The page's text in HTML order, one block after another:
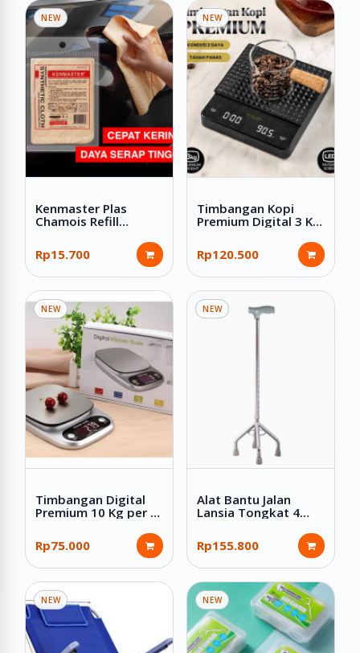
NEW
Kenmaster Plas
Chamois Refill
Serbaguna 43x32 cm
Rp15.700
NEW
Timbangan Kopi
Premium Digital 3 Kg
Pad Hitam
Rp120.500
NEW
Timbangan Digital
Premium 10 Kg per 1
Digital Kitchen Scale
Rp75.000
NEW
Alat Bantu Jalan
Lansia Tongkat 4
Premium
Rp155.800
NEW NEW